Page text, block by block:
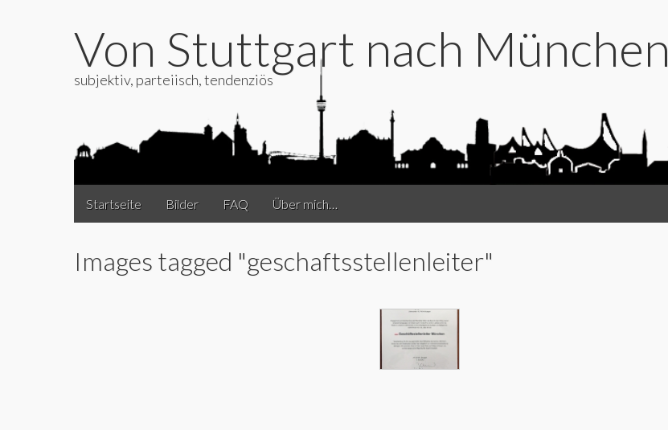
Von Stuttgart nach München
subjektiv, parteiisch, tendenziös
Main
menu
Startseite Bilder FAQ Über mich…
Images tagged "geschaftsstellenleiter"